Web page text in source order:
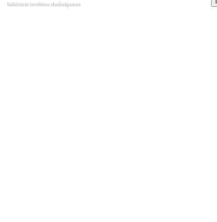
Salīdzināt izvēlētos sludinājumus